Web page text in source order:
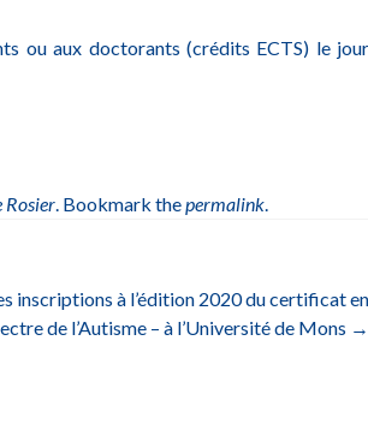
ou aux doctorants (crédits ECTS) le jour
Rosier. Bookmark thepermalink.
inscriptions à l’édition 2020 du certificat en
de l’Autisme – à l’Université de Mons →